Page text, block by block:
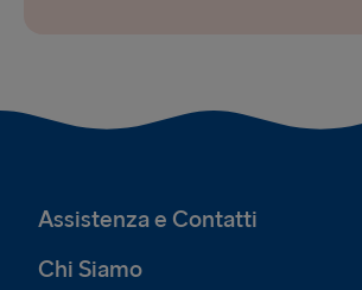
Assistenza e Contatti
Chi Siamo